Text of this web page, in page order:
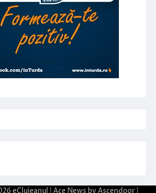
eClujeanul | Ace News by Ascendoor